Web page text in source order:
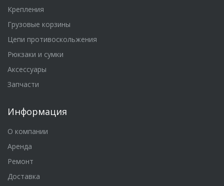
Крепления
Грузовые корзины
Цепи противоскольжения
Рюкзаки и сумки
Аксессуары
Запчасти
Информация
О компании
Аренда
Ремонт
Доставка